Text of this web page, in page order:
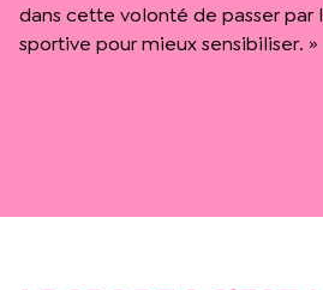
dans cette volonté de passer par
sportive pour mieux sensibiliser. »